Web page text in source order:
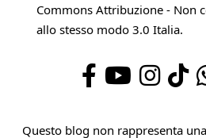
Commons Attribuzione - Non
allo stesso modo 3.0 Italia.
Questo blog non rappresenta